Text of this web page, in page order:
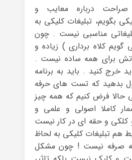
صراحت درباره معایب و
بگویم، تبلیغات کلیکی به
مناسبی نیست . چون
کلاه برداری ) زیاده و
برای همه ساده نیست .
خرج کنید . باید به برنامه
بدهید که تست های حرفه
حالا فرض کنیم که همه چیز
کاملا اصولی و علمی و
کلکی و حقه ای در کار نیست
هم تبلیغات کلیکی به لحاظ
صرفه نیست ! چون مشکل